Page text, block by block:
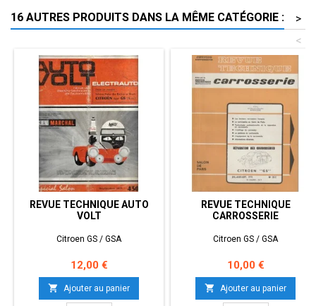
16 AUTRES PRODUITS DANS LA MÊME CATÉGORIE :
>
<
REVUE TECHNIQUE AUTO
VOLT
Citroen GS / GSA
Prix
12,00 €
 Ajouter au panier
REVUE TECHNIQUE
CARROSSERIE
Citroen GS / GSA
Prix
10,00 €
 Ajouter au panier